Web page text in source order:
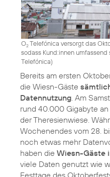
O2Telefónica versorgt das
sodass Kund:innen umfassend
Telefónica)
Bereits am ersten
die Wiesn-Gäste
Datennutzung. Am
rund 40.000 Gigabyte
der Theresienwiese.
Wochenendes vom 28.
noch etwas mehr
haben die Wiesn-Gäste
viele Daten genutzt wie